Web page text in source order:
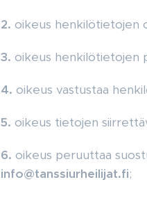
2. oikeus henkilötietojen
3. oikeus henkilötietojen
4. oikeus vastustaa
5. oikeus tietojen
6. oikeus peruuttaa
info@tanssiurheilijat.fi;